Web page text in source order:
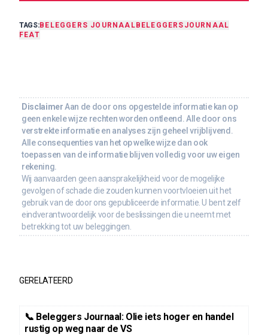
TAGS:BELEGGERS JOURNAAL BELEGGERSJOURNAAL
FEAT
Disclaimer Aan de door ons opgestelde informatie kan op
geen enkele wijze rechten worden ontleend. Alle door ons
verstrekte informatie en analyses zijn geheel vrijblijvend.
Alle consequenties van het op welke wijze dan ook
toepassen van de informatie blijven volledig voor uw eigen
rekening.
Wij aanvaarden geen aansprakelijkheid voor de mogelijke
gevolgen of schade die zouden kunnen voortvloeien uit het
gebruik van de door ons gepubliceerde informatie. U bent zelf
eindverantwoordelijk voor de beslissingen die u neemt met
betrekking tot uw beleggingen.
GERELATEERD
📞 Beleggers Journaal: Olie iets hoger en handel
rustig op weg naar de VS